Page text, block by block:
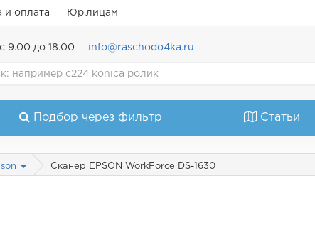
и оплата Юр.лицам
9.00 до 18.00 info@raschodo4ka.ru
Подбор через фильтр Статьи
Сканер EPSON WorkForce DS-1630